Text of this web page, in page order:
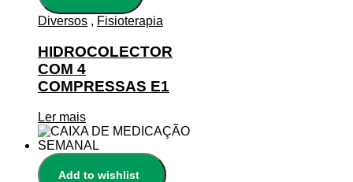
Diversos , Fisioterapia
HIDROCOLECTOR
COM 4
COMPRESSAS E1
Ler mais
Add to wishlist